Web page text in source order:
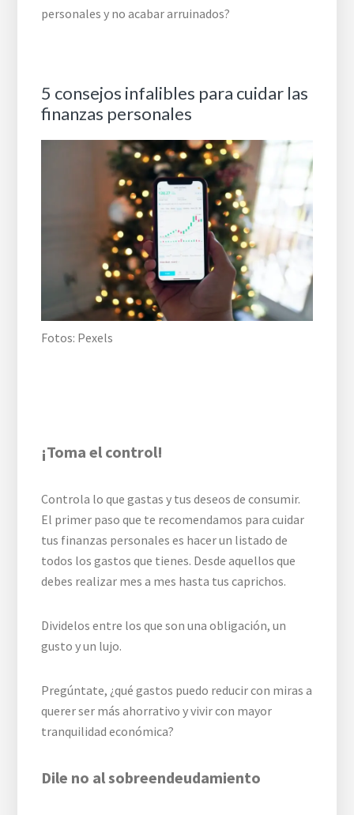
personales y no acabar arruinados?
5 consejos infalibles para cuidar las
finanzas personales
Fotos: Pexels
¡Toma el control!
Controla lo que gastas y tus deseos de consumir.
El primer paso que te recomendamos para cuidar
tus finanzas personales es hacer un listado de
todos los gastos que tienes. Desde aquellos que
debes realizar mes a mes hasta tus caprichos.
Dividelos entre los que son una obligación, un
gusto y un lujo.
Pregúntate, ¿qué gastos puedo reducir con miras a
querer ser más ahorrativo y vivir con mayor
tranquilidad económica?
Dile no al sobreendeudamiento